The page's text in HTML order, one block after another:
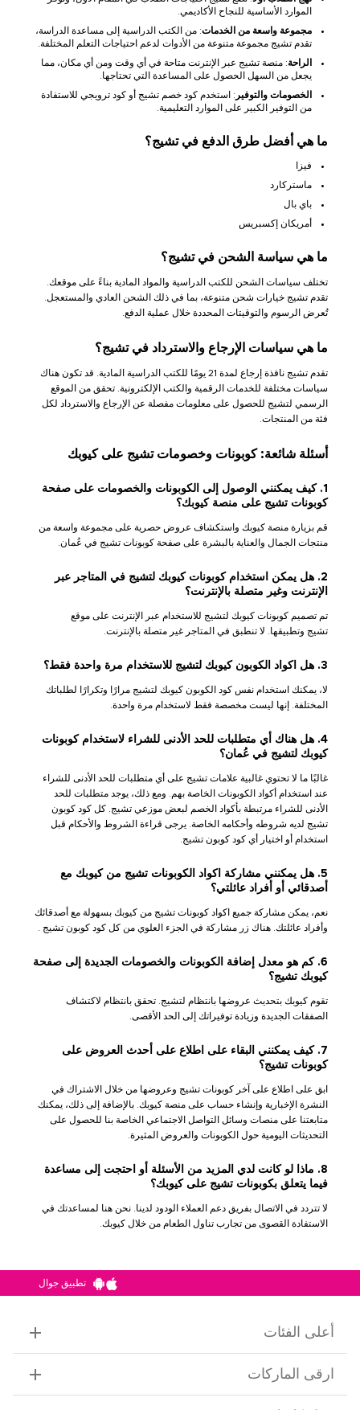
الموارد الأساسية للنجاح الأكاديمي.
مجموعة واسعة من الخدمات: من الكتب الدراسية إلى مساعدة الدراسة،
تقدم تشيج مجموعة متنوعة من الأدوات لدعم احتياجات التعلم المختلفة.
الراحة: منصة تشيج عبر الإنترنت متاحة في أي وقت ومن أي مكان، مما
يجعل من السهل الحصول على المساعدة التي تحتاجها.
الخصومات والتوفير : استخدم كود خصم تشيج أو كود ترويجي للاستفادة
من التوفير الكبير على الموارد التعليمية.
ما هي أفضل طرق الدفع في تشيج؟
فيزا
ماستركارد
باي بال
أمريكان إكسبريس
ما هي سياسة الشحن في تشيج؟
تختلف سياسات الشحن للكتب الدراسية والمواد المادية بناءً على موقعك.
تقدم تشيج خيارات شحن متنوعة، بما في ذلك الشحن العادي والمستعجل.
تُعرض الرسوم والتوقيتات المحددة خلال عملية الدفع.
ما هي سياسات الإرجاع والاسترداد في تشيج؟
تقدم تشيج نافذة إرجاع لمدة 21 يومًا للكتب الدراسية المادية. قد تكون هناك
سياسات مختلفة للخدمات الرقمية والكتب الإلكترونية. تحقق من الموقع
الرسمي لتشيج للحصول على معلومات مفصلة عن الإرجاع والاسترداد لكل
فئة من المنتجات.
أسئلة شائعة: كوبونات وخصومات تشيج على كيوبك
1. كيف يمكنني الوصول إلى الكوبونات والخصومات على صفحة
كوبونات تشيج على منصة كيوبك؟
قم بزيارة منصة كيوبك واستكشاف عروض حصرية على مجموعة واسعة من
منتجات الجمال والعناية بالبشرة على صفحة كوبونات تشيج في عُمان.
2. هل يمكن استخدام كوبونات كيوبك لتشيج في المتاجر عبر
الإنترنت وغير متصلة بالإنترنت؟
تم تصميم كوبونات كيوبك لتشيج للاستخدام عبر الإنترنت على موقع
تشيج وتطبيقها. لا تنطبق في المتاجر غير متصلة بالإنترنت.
3. هل اكواد الكوبون كيوبك لتشيج للاستخدام مرة واحدة فقط؟
لا، يمكنك استخدام نفس كود الكوبون كيوبك لتشيج مرارًا وتكرارًا لطلباتك
المختلفة. إنها ليست مخصصة فقط لاستخدام مرة واحدة.
4. هل هناك أي متطلبات للحد الأدنى للشراء لاستخدام كوبونات
كيوبك لتشيج في عُمان؟
غالبًا ما لا تحتوي غالبية علامات تشيج على أي متطلبات للحد الأدنى للشراء
عند استخدام أكواد الكوبونات الخاصة بهم. ومع ذلك، يوجد متطلبات للحد
الأدنى للشراء مرتبطة بأكواد الخصم لبعض موزعي تشيج. كل كود كوبون
تشيج لديه شروطه وأحكامه الخاصة. يرجى قراءة الشروط والأحكام قبل
استخدام أو اختيار أي كود كوبون تشيج.
5. هل يمكنني مشاركة اكواد الكوبونات تشيج من كيوبك مع
أصدقائي أو أفراد عائلتي؟
نعم، يمكن مشاركة جميع اكواد كوبونات تشيج من كيوبك بسهولة مع أصدقائك
وأفراد عائلتك. هناك زر مشاركة في الجزء العلوي من كل كود كوبون تشيج .
6. كم هو معدل إضافة الكوبونات والخصومات الجديدة إلى صفحة
كيوبك تشيج؟
تقوم كيوبك بتحديث عروضها بانتظام لتشيج. تحقق بانتظام لاكتشاف
الصفقات الجديدة وزيادة توفيراتك إلى الحد الأقصى.
7. كيف يمكنني البقاء على اطلاع على أحدث العروض على
كوبونات تشيج؟
ابق على اطلاع على آخر كوبونات تشيج وعروضها من خلال الاشتراك في
النشرة الإخبارية وإنشاء حساب على منصة كيوبك. بالإضافة إلى ذلك، يمكنك
متابعتنا على منصات وسائل التواصل الاجتماعي الخاصة بنا للحصول على
التحديثات اليومية حول الكوبونات والعروض المثيرة.
8. ماذا لو كانت لدي المزيد من الأسئلة أو احتجت إلى مساعدة
فيما يتعلق بكوبونات تشيج على كيوبك؟
لا تتردد في الاتصال بفريق دعم العملاء الودود لدينا. نحن هنا لمساعدتك في
الاستفادة القصوى من تجارب تناول الطعام من خلال كيوبك.
تطبيق جوال
أعلى الفئات
ارقى الماركات